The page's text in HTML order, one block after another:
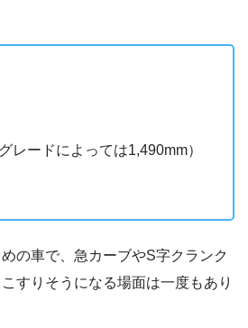
レードによっては1,490mm）
の車で、急カーブやS字クランク
すりそうになる場面は一度もあり